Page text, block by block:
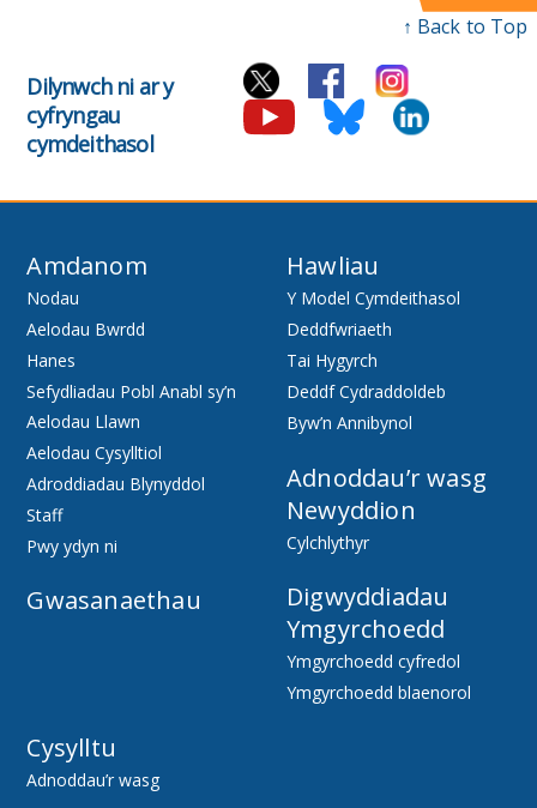
↑ Back to Top
Dilynwch ni ar y
cyfryngau
cymdeithasol
Amdanom
Nodau
Aelodau Bwrdd
Hanes
Sefydliadau Pobl Anabl sy’n
Aelodau Llawn
Aelodau Cysylltiol
Adroddiadau Blynyddol
Staff
Pwy ydyn ni
Gwasanaethau
Hawliau
Y Model Cymdeithasol
Deddfwriaeth
Tai Hygyrch
Deddf Cydraddoldeb
Byw’n Annibynol
Adnoddau’r wasg
Newyddion
Cylchlythyr
Digwyddiadau
Ymgyrchoedd
Ymgyrchoedd cyfredol
Ymgyrchoedd blaenorol
Cysylltu
Adnoddau’r wasg